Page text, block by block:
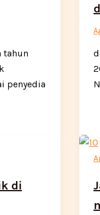
tahun
penyedia
di